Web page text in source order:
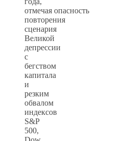
отмечая опасность
повторения
сценария
Великой
депрессии
с
бегством
капитала
и
резким
обвалом
индексов
S&P
500,